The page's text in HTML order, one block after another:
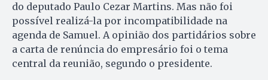
do deputado Paulo Cezar Martins. Mas não foi
possível realizá-la por incompatibilidade na
agenda de Samuel. A opinião dos partidários sobre
a carta de renúncia do empresário foi o tema
central da reunião, segundo o presidente.